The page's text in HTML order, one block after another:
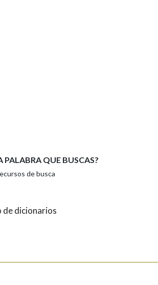
as condicións da política de
que aparece na imaxe:
PALABRA QUE BUSCAS?
de busca
de dicionarios